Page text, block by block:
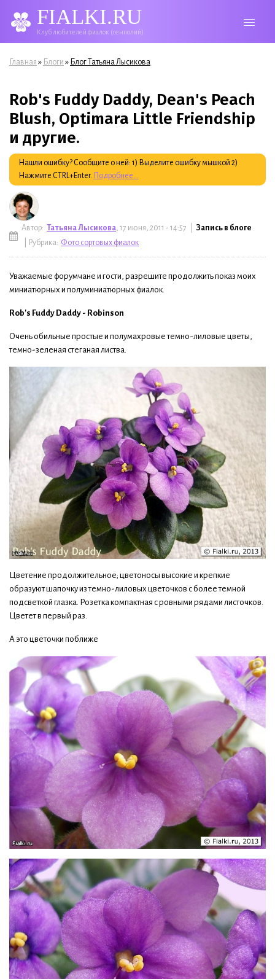
FIALKI.RU
Клуб любителей фиалок (сенполий)
Вы здесь
Главная » Блоги » Блог Татьяна Лысикова
Rob's Fuddy Daddy, Dean's Peach
Blush, Optimara Little Friendship
и другие.
Нашли ошибку? Сообщите о ней: 1) Выделите ошибку мышкой 2)
Нажмите CTRL+Enter. Подробнее...
Автор: Татьяна Лысикова, 17 июня, 2011 - 14:57 | Запись в блоге
| Рубрика: Фото сортовых фиалок
Уважаемые форумчане и гости, разрешите продолжить показ моих
миниатюрных и полуминиатюрных фиалок.
Rob's Fuddy Daddy - Robinson
Очень обильные простые и полумахровые темно-лиловые цветы,
темно-зеленая стеганая листва.
Цветение продолжительное; цветоносы высокие и крепкие
образуют шапочку из темно-лиловых цветочков с более темной
подсветкой глазка. Розетка компактная с ровными рядами листочков.
Цветет в первый раз.
А это цветочки поближе